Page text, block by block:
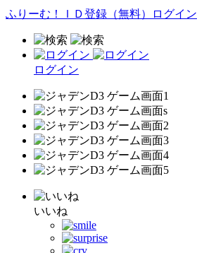
ふりーむ！ＩＤ登録（無料） ログイン
ログイン
いいね